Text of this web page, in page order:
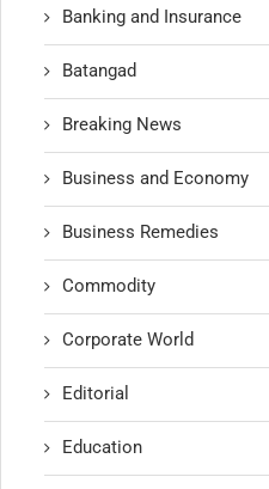
Banking and Insurance
Batangad
Breaking News
Business and Economy
Business Remedies
Commodity
Corporate World
Editorial
Education